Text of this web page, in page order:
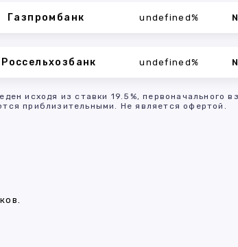
Газпромбанк undefined%
Россельхозбанк undefined%
исходя из ставки 19.5%, первоначального
приблизительными. Не является офертой.